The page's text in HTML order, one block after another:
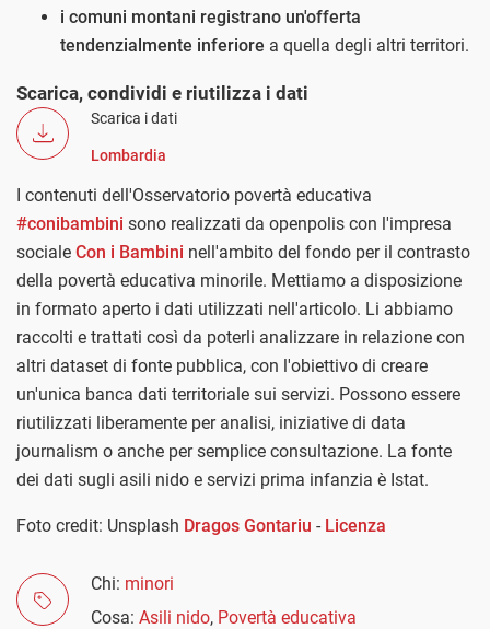
i comuni montani registrano un'offerta
tendenzialmente inferiore a quella degli altri territori.
Scarica, condividi e riutilizza i dati
Scarica i dati
Lombardia
I contenuti dell'Osservatorio povertà educativa
#conibambini sono realizzati da openpolis con l'impresa
sociale Con i Bambini nell'ambito del fondo per il contrasto
della povertà educativa minorile. Mettiamo a disposizione
in formato aperto i dati utilizzati nell'articolo. Li abbiamo
raccolti e trattati così da poterli analizzare in relazione con
altri dataset di fonte pubblica, con l'obiettivo di creare
un'unica banca dati territoriale sui servizi. Possono essere
riutilizzati liberamente per analisi, iniziative di data
journalism o anche per semplice consultazione. La fonte
dei dati sugli asili nido e servizi prima infanzia è Istat.
Foto credit: Unsplash Dragos Gontariu - Licenza
Chi: minori
Cosa: Asili nido, Povertà educativa